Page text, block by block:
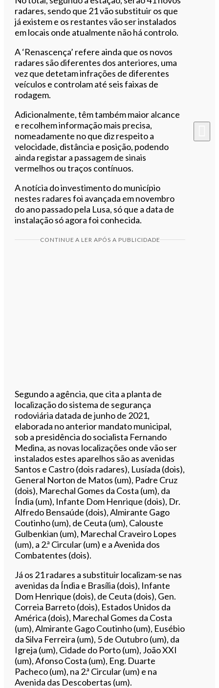
radares, sendo que 21 vão substituir os que
já existem e os restantes vão ser instalados
em locais onde atualmente não há controlo.
A ‘Renascença’ refere ainda que os novos
radares são diferentes dos anteriores, uma
vez que detetam infrações de diferentes
veículos e controlam até seis faixas de
rodagem.
Adicionalmente, têm também maior alcance
e recolhem informação mais precisa,
nomeadamente no que diz respeito a
velocidade, distância e posição, podendo
ainda registar a passagem de sinais
vermelhos ou traços contínuos.
A notícia do investimento do município
nestes radares foi avançada em novembro
do ano passado pela Lusa, só que a data de
instalação só agora foi conhecida.
CONTINUE A LER APÓS A PUBLICIDADE
Segundo a agência, que cita a planta de
localização do sistema de segurança
rodoviária datada de junho de 2021,
elaborada no anterior mandato municipal,
sob a presidência do socialista Fernando
Medina, as novas localizações onde vão ser
instalados estes aparelhos são as avenidas
Santos e Castro (dois radares), Lusíada (dois),
General Norton de Matos (um), Padre Cruz
(dois), Marechal Gomes da Costa (um), da
Índia (um), Infante Dom Henrique (dois), Dr.
Alfredo Bensaúde (dois), Almirante Gago
Coutinho (um), de Ceuta (um), Calouste
Gulbenkian (um), Marechal Craveiro Lopes
(um), a 2.ª Circular (um) e a Avenida dos
Combatentes (dois).
Já os 21 radares a substituir localizam-se nas
avenidas da Índia e Brasília (dois), Infante
Dom Henrique (dois), de Ceuta (dois), Gen.
Correia Barreto (dois), Estados Unidos da
América (dois), Marechal Gomes da Costa
(um), Almirante Gago Coutinho (um), Eusébio
da Silva Ferreira (um), 5 de Outubro (um), da
Igreja (um), Cidade do Porto (um), João XXI
(um), Afonso Costa (um), Eng. Duarte
Pacheco (um), na 2.ª Circular (um) e na
Avenida das Descobertas (um).